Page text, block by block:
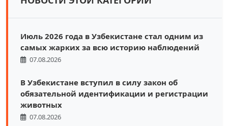
Июль 2026 года в Узбекистане стал одним из
самых жарких за всю историю наблюдений
07.08.2026
В Узбекистане вступил в силу закон об
обязательной идентификации и регистрации
животных
07.08.2026